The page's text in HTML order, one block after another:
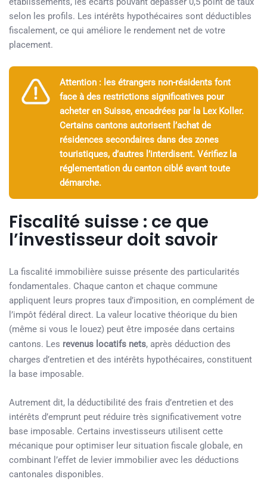
selon les profils. Les intérêts hypothécaires sont déductibles
fiscalement, ce qui améliore le rendement net de votre
placement.
Attention : les étrangers non-résidents font
face à des restrictions significatives pour
acheter en Suisse, encadrées par la Lex Koller.
Certains cantons autorisent l’achat de
résidences secondaires dans des zones
touristiques, d’autres l’interdisent. Vérifiez la
réglementation du canton ciblé avant toute
démarche.
Fiscalité suisse : ce que
l’investisseur doit savoir
La fiscalité immobilière suisse présente des particularités
fondamentales. Chaque canton et chaque commune
appliquent leurs propres taux d’imposition, en complément de
l’impôt fédéral direct. La valeur locative théorique du bien
(même si vous le louez) peut être imposée dans certains
cantons. Les revenus locatifs nets, après déduction des
charges d’entretien et des intérêts hypothécaires, constituent
la base imposable.
Autrement dit, la déductibilité des frais d’entretien et des
intérêts d’emprunt peut réduire très significativement votre
base imposable. Certains investisseurs utilisent cette
mécanique pour optimiser leur situation fiscale globale, en
combinant l’effet de levier immobilier avec les déductions
cantonales disponibles.